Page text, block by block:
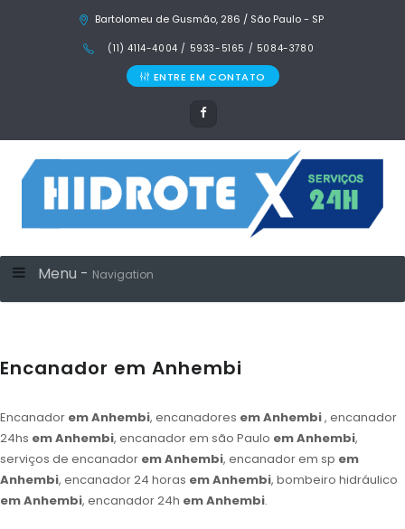
Bartolomeu de Gusmão, 286 / São Paulo - SP
(11) 4114-4004 / 5933-5165 / 5084-3780
ENTRE EM CONTATO
Menu - Navigation
Encanador em Anhembi
Encanador em Anhembi, encanadores em Anhembi, encanador
24hs em Anhembi, encanador em são Paulo em Anhembi,
serviços de encanador em Anhembi, encanador em sp em
Anhembi, encanador 24 horas em Anhembi, bombeiro hidráulico
em Anhembi, encanador 24h em Anhembi.